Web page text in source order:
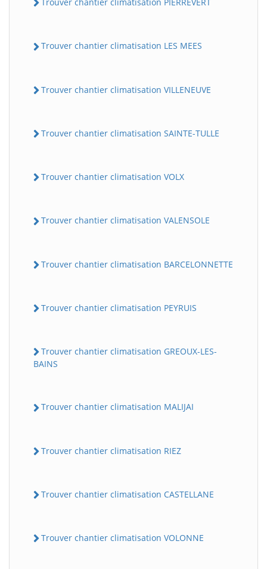
Trouver chantier climatisation LES MEES
Trouver chantier climatisation VILLENEUVE
Trouver chantier climatisation SAINTE-TULLE
Trouver chantier climatisation VOLX
Trouver chantier climatisation VALENSOLE
Trouver chantier climatisation BARCELONNETTE
Trouver chantier climatisation PEYRUIS
Trouver chantier climatisation GREOUX-LES-
BAINS
Trouver chantier climatisation MALIJAI
Trouver chantier climatisation RIEZ
Trouver chantier climatisation CASTELLANE
Trouver chantier climatisation VOLONNE